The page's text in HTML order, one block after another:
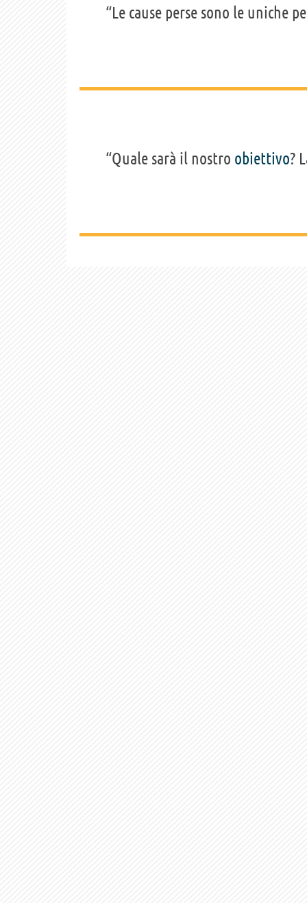
“Le cause perse sono le uniche
“Quale sarà il nostro obiettivo?